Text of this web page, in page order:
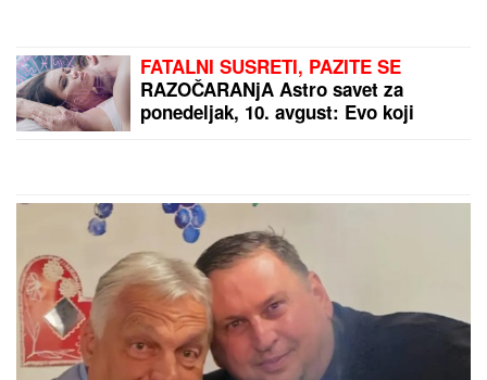
sreću: Zvala je devojčica koju je
vodila na maturu